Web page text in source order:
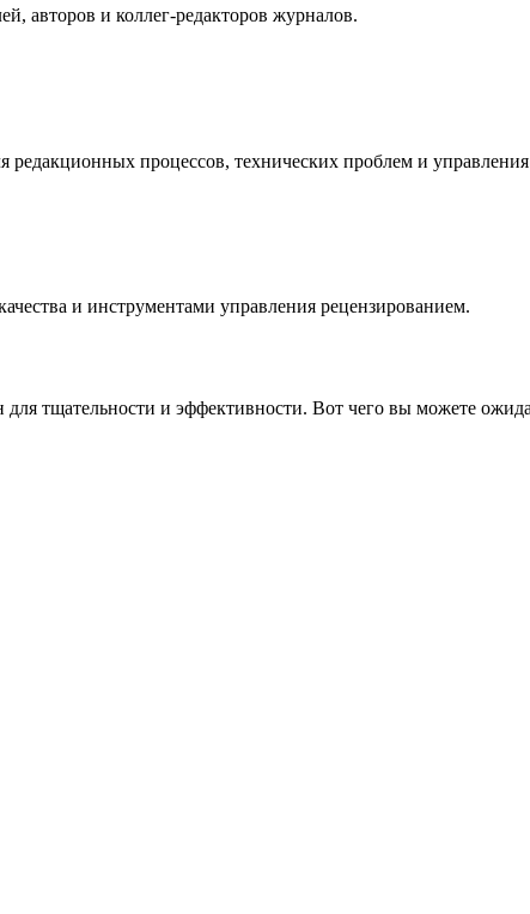
авторов и коллег-редакторов журналов.
процессов, технических проблем и
и инструментами управления рецензированием.
тщательности и эффективности. Вот чего вы можете